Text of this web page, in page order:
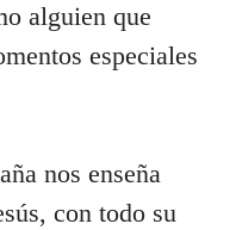
alguien que
especiales
nos enseña
con todo su